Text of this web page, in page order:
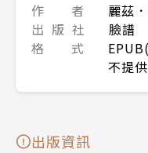
作 者
麗茲
出 版 社
臉譜
格 式
不提
出版資訊